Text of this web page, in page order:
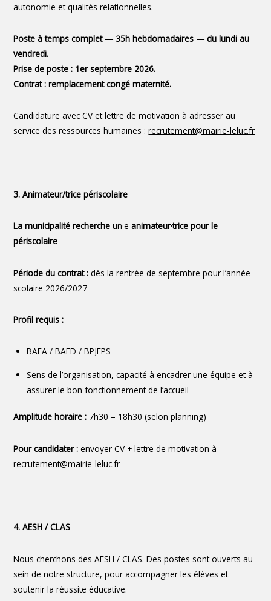
autonomie et qualités relationnelles.
Poste à temps complet — 35h hebdomadaires — du lundi au
vendredi.
Prise de poste : 1er septembre 2026.
Contrat : remplacement congé maternité.
Candidature avec CV et lettre de motivation à adresser au
service des ressources humaines :recrutement@mairie-leluc.fr
3. Animateur/trice périscolaire
La municipalité recherche un·eanimateur·trice pour le
périscolaire
Période du contrat :dès la rentrée de septembre pour l’année
scolaire 2026/2027
Profil requis :
BAFA / BAFD / BPJEPS
Sens de l’organisation, capacité à encadrer une équipe et à
assurer le bon fonctionnement de l’accueil
Amplitude horaire : 7h30 – 18h30 (selon planning)
Pour candidater :envoyer CV + lettre de motivation à
recrutement@mairie-leluc.fr
4. AESH / CLAS
Nous cherchons des AESH / CLAS. Des postes sont ouverts au
sein de notre structure, pour accompagner les élèves et
soutenir la réussite éducative.